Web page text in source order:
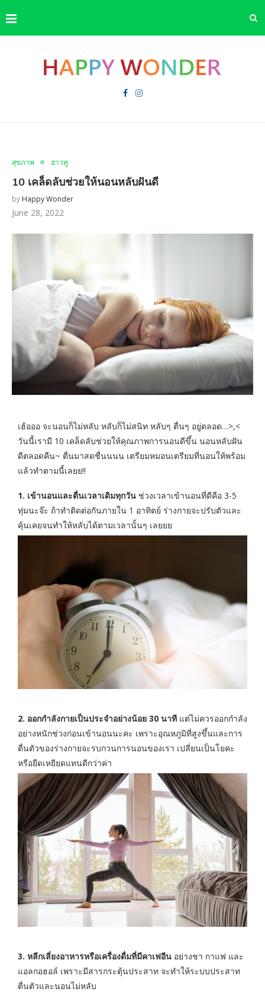
สุขภาพ ฮาวทู
10 เคล็ดลับช่วยให้นอนหลับฝันดี
by Happy Wonder
June 28, 2022
เฮ้อออ จะนอนก็ไม่หลับ หลับก็ไม่สนิท หลับๆ ตื่นๆ อยู่ตลอด…>,<
วันนี้เรามี 10 เคล็ดลับช่วยให้คุณภาพการนอนดีขึ้น นอนหลับฝัน
ดีตลอดคืน~ ตื่นมาสดชื่นนนน เตรียมหมอนเตรียมที่นอนให้พร้อม
แล้วทำตามนี้เลยย!!
1. เข้านอนและตื่นเวลาเดิมทุกวัน ช่วงเวลาเข้านอนที่ดีคือ 3-5
ทุ่มนะจ๊ะ ถ้าทำติดต่อกันภายใน 1 อาทิตย์ ร่างกายจะปรับตัวและ
คุ้นเคยจนทำให้หลับได้ตามเวลานั้นๆ เลยยย
2. ออกกำลังกายเป็นประจำอย่างน้อย 30 นาที แต่ไม่ควรออกกำลัง
อย่างหนักช่วงก่อนเข้านอนนะคะ เพราะอุณหภูมิที่สูงขึ้นและการ
ตื่นตัวของร่างกายจะรบกวนการนอนของเรา เปลี่ยนเป็นโยคะ
หรือยืดเหยียดแทนดีกว่าค่า
3. หลีกเลี่ยงอาหารหรือเครื่องดื่มที่มีคาเฟอีน อย่างชา กาแฟ และ
แอลกอฮอล์ เพราะมีสารกระตุ้นประสาท จะทำให้ระบบประสาท
ตื่นตัวและนอนไม่หลับ